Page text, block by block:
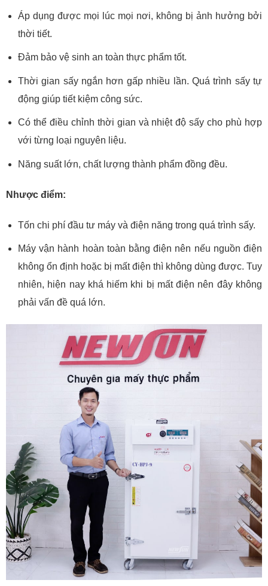
Áp dụng được mọi lúc mọi nơi, không bị ảnh hưởng bởi
thời tiết.
Đảm bảo vệ sinh an toàn thực phẩm tốt.
Thời gian sấy ngắn hơn gấp nhiều lần. Quá trình sấy tự
động giúp tiết kiệm công sức.
Có thể điều chỉnh thời gian và nhiệt độ sấy cho phù hợp
với từng loại nguyên liệu.
Năng suất lớn, chất lượng thành phẩm đồng đều.
Nhược điểm:
Tốn chi phí đầu tư máy và điện năng trong quá trình sấy.
Máy vận hành hoàn toàn bằng điện nên nếu nguồn điện
không ổn định hoặc bị mất điện thì không dùng được. Tuy
nhiên, hiện nay khá hiếm khi bị mất điện nên đây không
phải vấn đề quá lớn.